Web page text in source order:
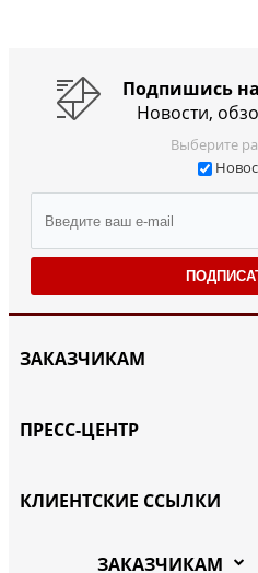
Подпишись
Новости,
Выберите
ЗАКАЗЧИКАМ
ПРЕСС-ЦЕНТР
КЛИЕНТСКИЕ ССЫЛКИ
ЗАКАЗЧИКАМ